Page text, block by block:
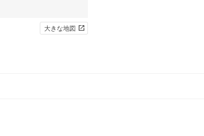
大きな地図